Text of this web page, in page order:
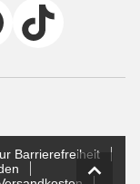
Barrierefreiheit